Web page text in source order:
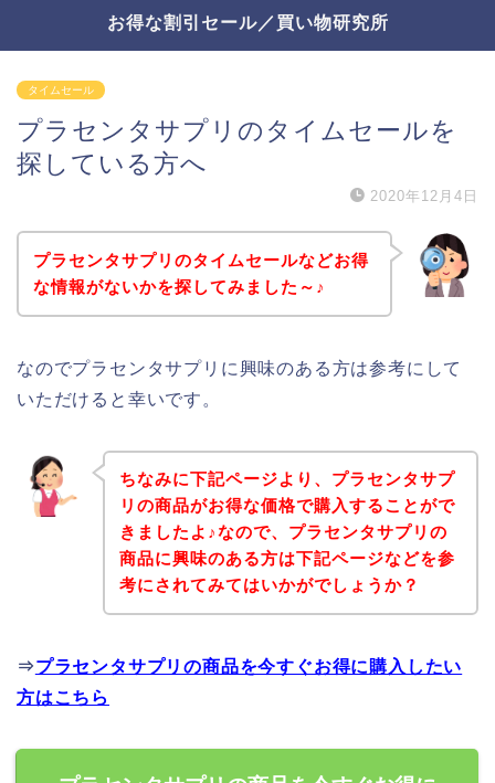
お得な割引セール／買い物研究所
タイムセール
プラセンタサプリのタイムセールを
探している方へ
2020年12月4日
プラセンタサプリのタイムセールなどお得
な情報がないかを探してみました～♪
なのでプラセンタサプリに興味のある方は参考にして
いただけると幸いです。
ちなみに下記ページより、プラセンタサプ
リの商品がお得な価格で購入することがで
きましたよ♪なので、プラセンタサプリの
商品に興味のある方は下記ページなどを参
考にされてみてはいかがでしょうか？
⇒プラセンタサプリの商品を今すぐお得に購入したい
方はこちら